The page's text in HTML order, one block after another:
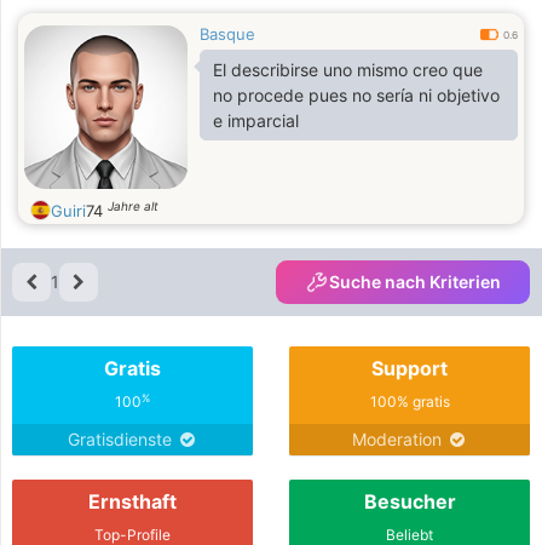
Basque 0.6
El describirse uno mismo creo que
no procede pues no sería ni objetivo
e imparcial
Guiri74 Jahre alt
1 Suche nach Kriterien
Gratis
100%
Gratisdienste
Support
100% gratis
Moderation
Ernsthaft
Top-Profile
Besucher
Beliebt